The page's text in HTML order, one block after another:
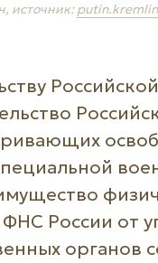
источник:
ФНС России от